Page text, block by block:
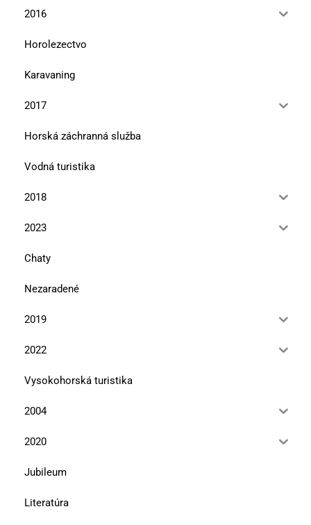
2016
Horolezectvo
Karavaning
2017
Horská záchranná služba
Vodná turistika
2018
2023
Chaty
Nezaradené
2019
2022
Vysokohorská turistika
2004
2020
Jubileum
Literatúra